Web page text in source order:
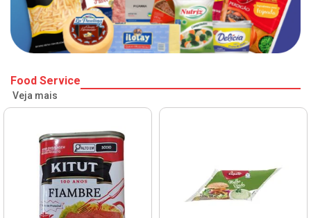
Food Service
Veja mais